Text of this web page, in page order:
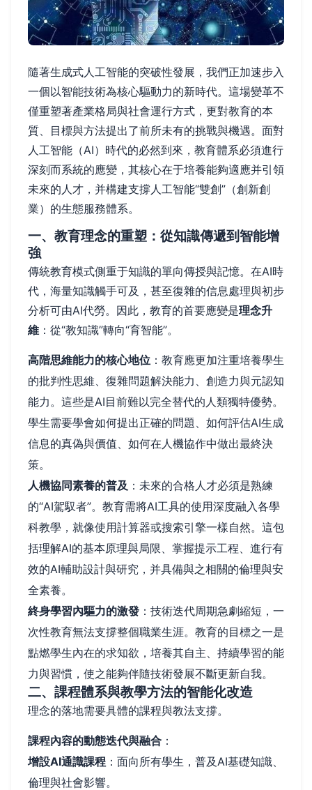
隨著生成式人工智能的突破性發展，我們正加速步入
一個以智能技術為核心驅動力的新時代。這場變革不
僅重塑著產業格局與社會運行方式，更對教育的本
質、目標與方法提出了前所未有的挑戰與機遇。面對
人工智能（AI）時代的必然到來，教育體系必須進行
深刻而系統的應變，其核心在于培養能夠適應并引領
未來的人才，并構建支撐人工智能“雙創”（創新創
業）的生態服務體系。
一、教育理念的重塑：從知識傳遞到智能增
強
傳統教育模式側重于知識的單向傳授與記憶。在AI時
代，海量知識觸手可及，甚至復雜的信息處理與初步
分析可由AI代勞。因此，教育的首要應變是理念升
維 ：從“教知識”轉向“育智能”。
高階思維能力的核心地位 ：教育應更加注重培養學生
的批判性思維、復雜問題解決能力、創造力與元認知
能力。這些是AI目前難以完全替代的人類獨特優勢。
學生需要學會如何提出正確的問題、如何評估AI生成
信息的真偽與價值、如何在人機協作中做出最終決
策。
人機協同素養的普及 ：未來的合格人才必須是熟練
的“AI駕馭者”。教育需將AI工具的使用深度融入各學
科教學，就像使用計算器或搜索引擎一樣自然。這包
括理解AI的基本原理與局限、掌握提示工程、進行有
效的AI輔助設計與研究，并具備與之相關的倫理與安
全素養。
終身學習內驅力的激發 ：技術迭代周期急劇縮短，一
次性教育無法支撐整個職業生涯。教育的目標之一是
點燃學生內在的求知欲，培養其自主、持續學習的能
力與習慣，使之能夠伴隨技術發展不斷更新自我。
二、課程體系與教學方法的智能化改造
理念的落地需要具體的課程與教法支撐。
課程內容的動態迭代與融合 ：
增設AI通識課程 ：面向所有學生，普及AI基礎知識、
倫理與社會影響。